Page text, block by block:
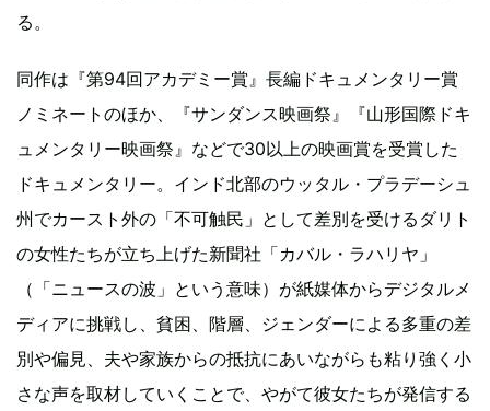
る。
同作は『第94回アカデミー賞』長編ドキュメンタリー賞
ノミネートのほか、『サンダンス映画祭』『山形国際ドキ
ュメンタリー映画祭』などで30以上の映画賞を受賞した
ドキュメンタリー。インド北部のウッタル・プラデーシュ
州でカースト外の「不可触民」として差別を受けるダリト
の女性たちが立ち上げた新聞社「カバル・ラハリヤ」
（「ニュースの波」という意味）が紙媒体からデジタルメ
ディアに挑戦し、貧困、階層、ジェンダーによる多重の差
別や偏見、夫や家族からの抵抗にあいながらも粘り強く小
さな声を取材していくことで、やがて彼女たちが発信する